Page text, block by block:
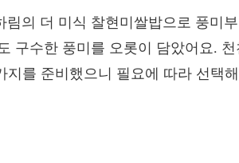
의 더 미식 찰현미쌀밥으로 풍미
구수한 풍미를 오롯이 담았어요.
를 준비했으니 필요에 따라 선택